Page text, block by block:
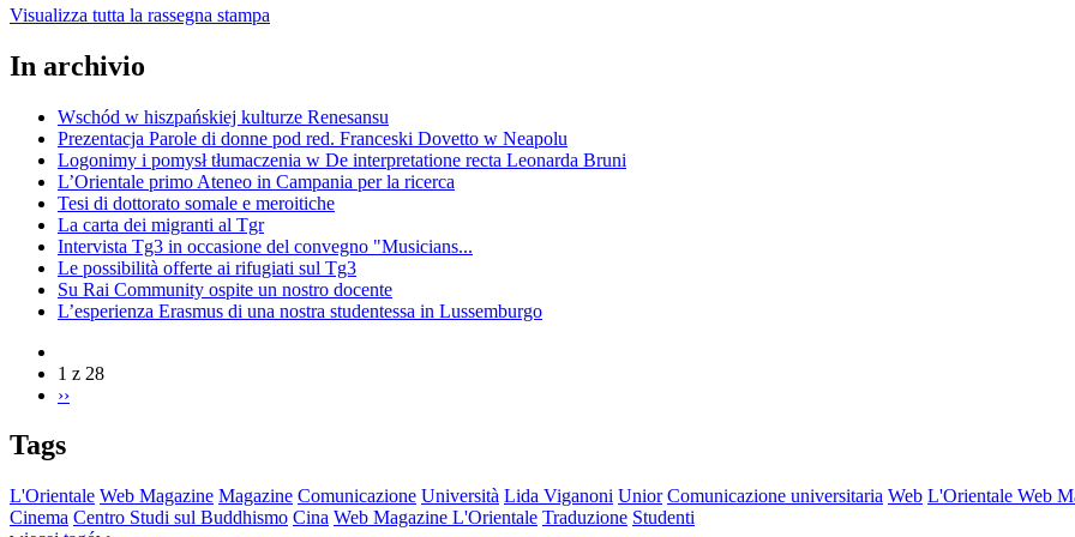
Visualizza tutta la rassegna stampa
In archivio
Wschód w hiszpańskiej kulturze Renesansu
Prezentacja Parole di donne pod red. Franceski Dovetto w Neapolu
Logonimy i pomysł tłumaczenia w De interpretatione recta Leonarda Bruni
L’Orientale primo Ateneo in Campania per la ricerca
Tesi di dottorato somale e meroitiche
La carta dei migranti al Tgr
Intervista Tg3 in occasione del convegno "Musicians...
Le possibilità offerte ai rifugiati sul Tg3
Su Rai Community ospite un nostro docente
L’esperienza Erasmus di una nostra studentessa in Lussemburgo
1 z 28
››
Tags
L'Orientale Web Magazine Magazine Comunicazione Università Lida Viganoni Unior Comunicazione universitaria Web L'Orientale Web
Cinema Centro Studi sul Buddhismo Cina Web Magazine L'Orientale Traduzione Studenti